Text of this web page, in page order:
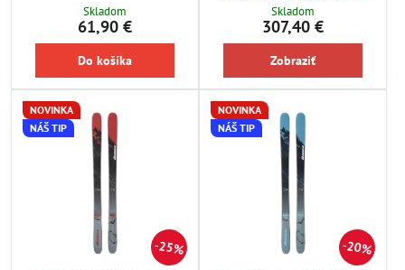
Skladom
61,90 €
Do košíka
Skladom
307,40 €
Zobraziť
25%
NOVINKA
NÁŠ TIP
20%
NOVINKA
NÁŠ TIP